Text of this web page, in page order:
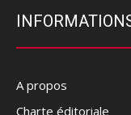
A propos
Charte éditoriale